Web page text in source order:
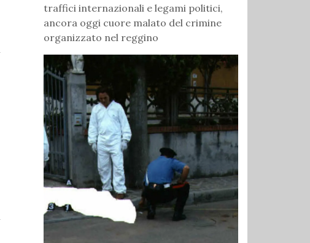
traffici internazionali e legami politici,
ancora oggi cuore malato del crimine
organizzato nel reggino